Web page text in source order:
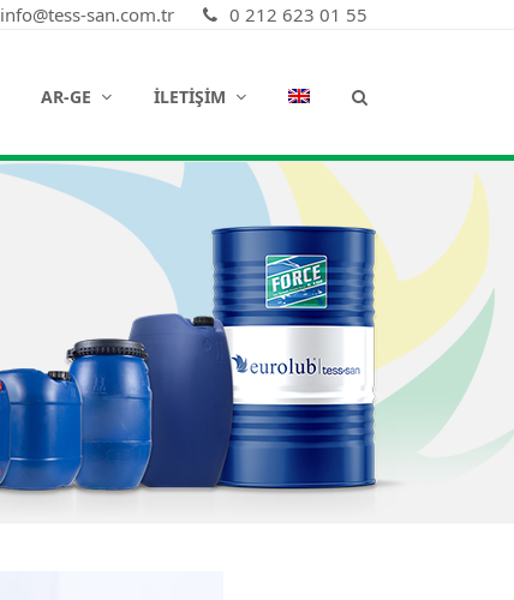
info@tess-san.com.tr 0 212 623 01 55
AR-GE İLETIŞIM